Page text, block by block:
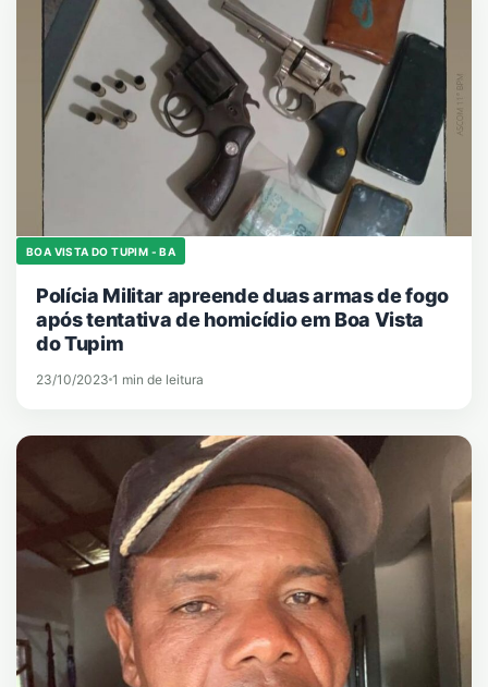
BOA VISTA DO TUPIM - BA
Polícia Militar apreende duas armas de fogo
após tentativa de homicídio em Boa Vista
do Tupim
23/10/2023 1 min de leitura